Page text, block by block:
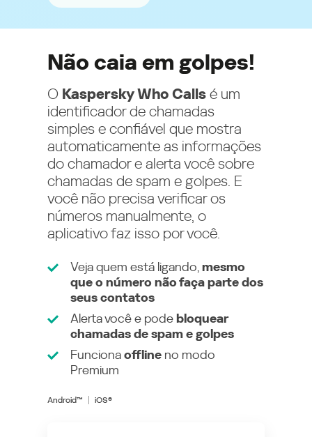
Não caia em golpes!
O Kaspersky Who Calls é um
identificador de chamadas
simples e confiável que mostra
automaticamente as informações
do chamador e alerta você sobre
chamadas de spam e golpes. E
você não precisa verificar os
números manualmente, o
aplicativo faz isso por você.
Veja quem está ligando, mesmo
que o número não faça parte dos
seus contatos
Alerta você e podebloquear
chamadas de spam e golpes
Funcionaoffline no modo
Premium
Android™ iOS®